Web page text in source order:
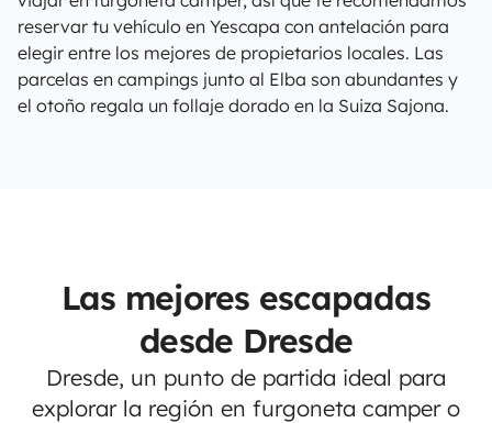
reservar tu vehículo en Yescapa con antelación para
elegir entre los mejores de propietarios locales. Las
parcelas en campings junto al Elba son abundantes y
el otoño regala un follaje dorado en la Suiza Sajona.
Las mejores escapadas
desde Dresde
Dresde, un punto de partida ideal para
explorar la región en furgoneta camper o